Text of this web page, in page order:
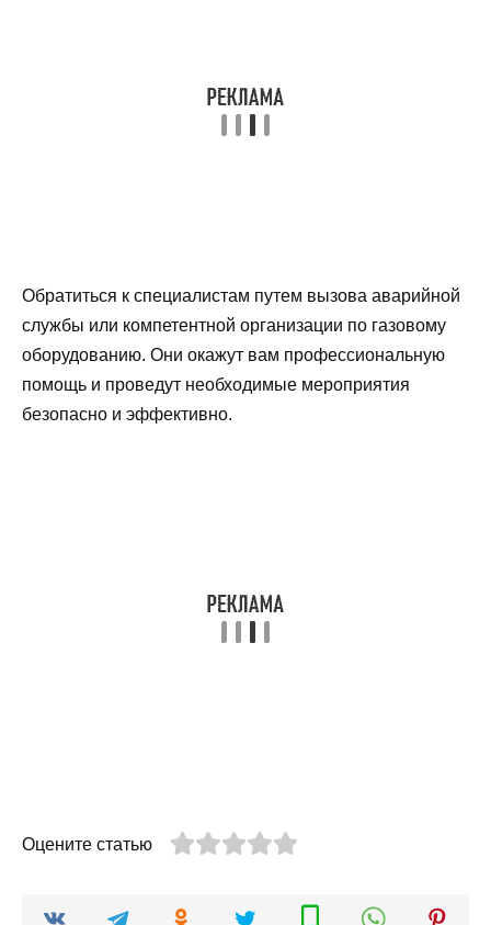
Обратиться к специалистам путем вызова аварийной
службы или компетентной организации по газовому
оборудованию. Они окажут вам профессиональную
помощь и проведут необходимые мероприятия
безопасно и эффективно.
Оцените статью